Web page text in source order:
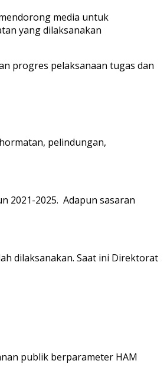
media untuk
yang dilaksanakan
progres pelaksanaan tugas dan
pelindungan,
2021-2025. Adapun sasaran
dilaksanakan. Saat ini Direktorat
publik berparameter HAM